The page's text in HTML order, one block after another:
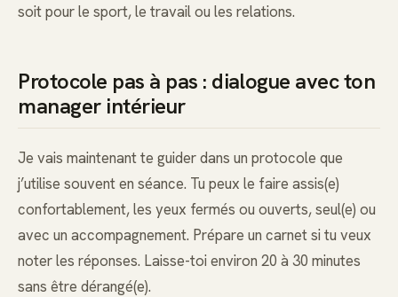
soit pour le sport, le travail ou les relations.
Protocole pas à pas : dialogue avec ton
manager intérieur
Je vais maintenant te guider dans un protocole que
j’utilise souvent en séance. Tu peux le faire assis(e)
confortablement, les yeux fermés ou ouverts, seul(e) ou
avec un accompagnement. Prépare un carnet si tu veux
noter les réponses. Laisse-toi environ 20 à 30 minutes
sans être dérangé(e).